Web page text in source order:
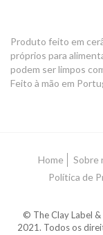
Produto feito em
próprios para
podem ser limpos
Feito à mão em
Home Sobre
Política de
© The Clay Label
2021. Todos os